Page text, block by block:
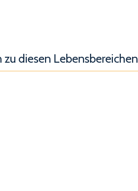
diesen Lebensbereichen